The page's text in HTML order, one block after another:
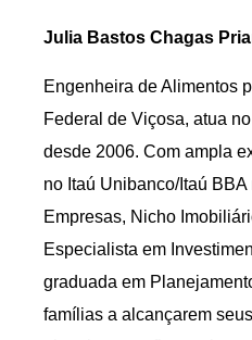
Julia Bastos Chagas
Engenheira de Alimentos
Federal de Viçosa, atua
desde 2006. Com ampla
no Itaú Unibanco/Itaú
Empresas, Nicho
Especialista em
graduada em
famílias a alcançarem